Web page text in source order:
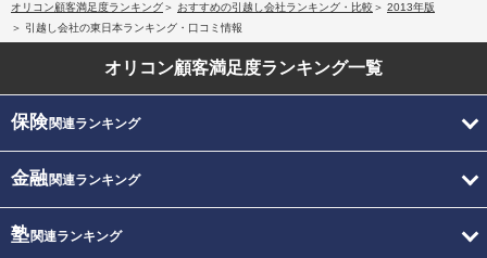
オリコン顧客満足度ランキング おすすめの引越し会社ランキング・比較
2013年版
引越し会社の東日本ランキング・口コミ情報
オリコン顧客満足度ランキング一覧
保険関連ランキング
金融関連ランキング
塾関連ランキング